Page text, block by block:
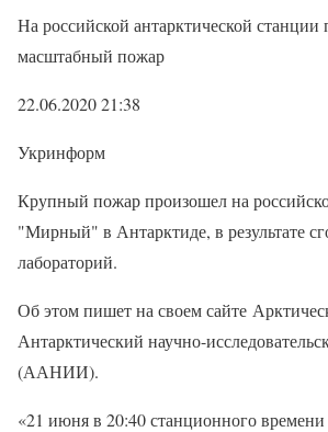
На российской антарктической станции
масштабный пожар
22.06.2020 21:38
Укринформ
Крупный пожар произошел на
"Мирный" в Антарктиде, в результате
лабораторий.
Об этом пишет на своем сайте
Антарктический научно-
(ААНИИ).
«21 июня в 20:40 станционного